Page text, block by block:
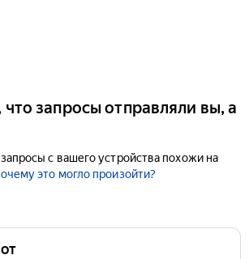
запросы отправляли вы, а
с вашего устройства похожи на
это могло произойти?